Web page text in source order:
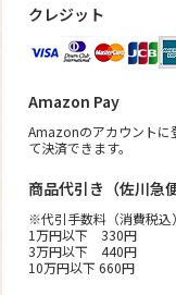
クレジット
Amazon Pay
Amazonのアカウントに
て決済できます。
商品代引き（佐川急便
※代引手数料（消費税込）
1万円以下 330円
3万円以下 440円
10万円以下 660円